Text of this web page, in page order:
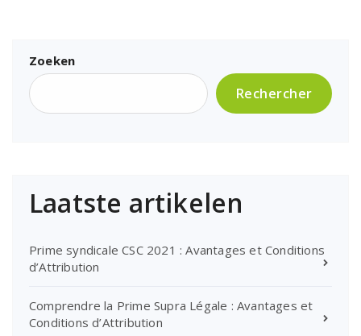
Zoeken
Rechercher
Laatste artikelen
Prime syndicale CSC 2021 : Avantages et Conditions
d’Attribution
Comprendre la Prime Supra Légale : Avantages et
Conditions d’Attribution